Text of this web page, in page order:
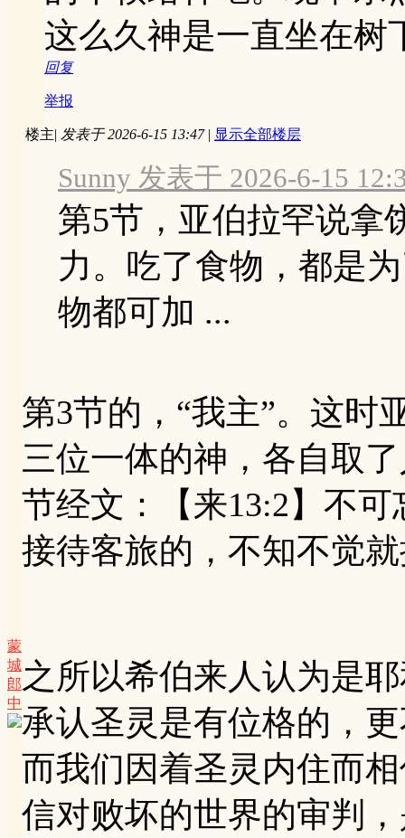
这么久神是一直坐在树
回复
举报
蒙
城
郎
中
楼主| 发表于 2026-6-15 13:47 | 显示全部楼层
Sunny 发表于 2026-6-15
第5节，亚伯拉罕说拿
力。吃了食物，都是
物都可加 ...
第3节的，“我主”。这时
三位一体的神，各自取
节经文：【来13:2】不
接待客旅的，不知不觉
之所以希伯来人认为是
承认圣灵是有位格的，
而我们因着圣灵内住而
信对败坏的世界的审判